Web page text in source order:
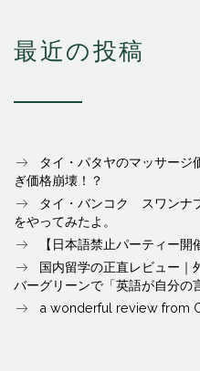
最近の投稿
タイ・パタヤのマッサージ
ぎ価格崩壊！？
タイ・バンコク スワンナ
をやってみたよ。
【日本語禁止パーティー
国内留学の正直レビュー｜
バーグリーンで「英語が自分の
a wonderful review from